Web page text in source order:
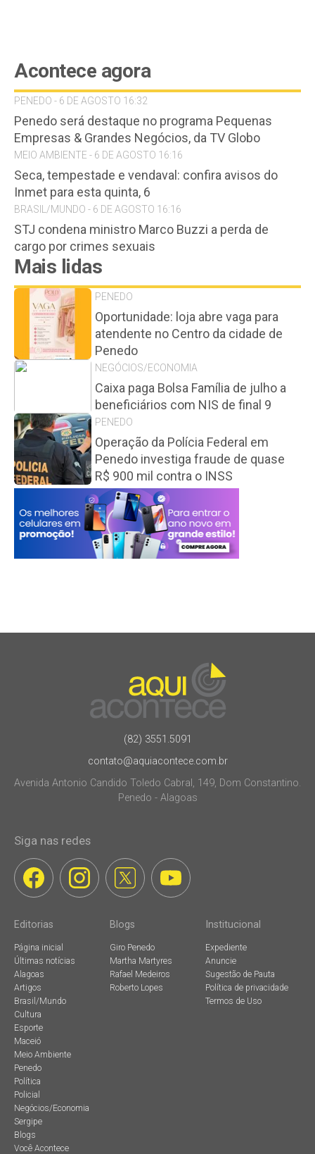
Acontece agora
PENEDO - 6 DE AGOSTO 16:32
Penedo será destaque no programa Pequenas
Empresas & Grandes Negócios, da TV Globo
MEIO AMBIENTE - 6 DE AGOSTO 16:16
Seca, tempestade e vendaval: confira avisos do
Inmet para esta quinta, 6
BRASIL/MUNDO - 6 DE AGOSTO 16:16
STJ condena ministro Marco Buzzi a perda de
cargo por crimes sexuais
Mais lidas
PENEDO
Oportunidade: loja abre vaga para
atendente no Centro da cidade de
Penedo
NEGÓCIOS/ECONOMIA
Caixa paga Bolsa Família de julho a
beneficiários com NIS de final 9
PENEDO
Operação da Polícia Federal em
Penedo investiga fraude de quase
R$ 900 mil contra o INSS
(82) 3551.5091
contato@aquiacontece.com.br
Avenida Antonio Candido Toledo Cabral, 149, Dom Constantino.
Penedo - Alagoas
Siga nas redes
Editorias
Página inicial
Últimas notícias
Alagoas
Artigos
Brasil/Mundo
Cultura
Esporte
Maceió
Meio Ambiente
Penedo
Política
Policial
Negócios/Economia
Sergipe
Blogs
Você Acontece
Blogs
Giro Penedo
Martha Martyres
Rafael Medeiros
Roberto Lopes
Institucional
Expediente
Anuncie
Sugestão de Pauta
Política de privacidade
Termos de Uso